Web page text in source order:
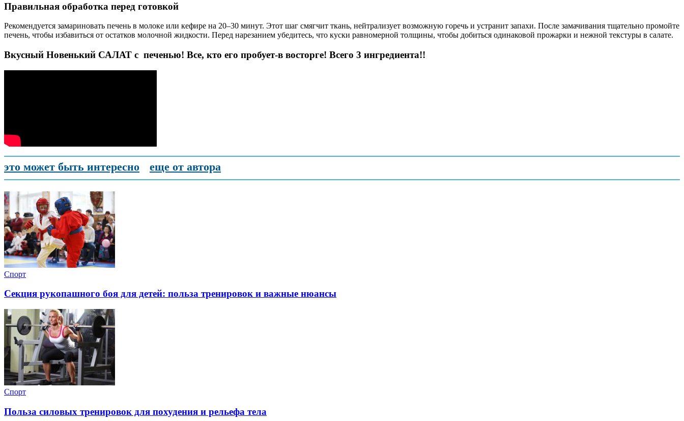
Правильная обработка перед готовкой
Рекомендуется замариновать печень в молоке или кефире на 20–30 минут. Этот шаг смягчит ткань, нейтрализует возможную горечь и устранит запахи. После замачивания тщательно промойте
печень, чтобы избавиться от остатков молочной жидкости. Перед нарезанием убедитесь, что куски равномерной толщины, чтобы добиться одинаковой прожарки и нежной текстуры в салате.
Вкусный Новенький САЛАТ с печенью! Все, кто его пробует-в восторге! Всего 3 ингредиента!!
это может быть интересно еще от автора
Спорт
Секция рукопашного боя для детей: польза тренировок и важные нюансы
Спорт
Польза силовых тренировок для похудения и рельефа тела